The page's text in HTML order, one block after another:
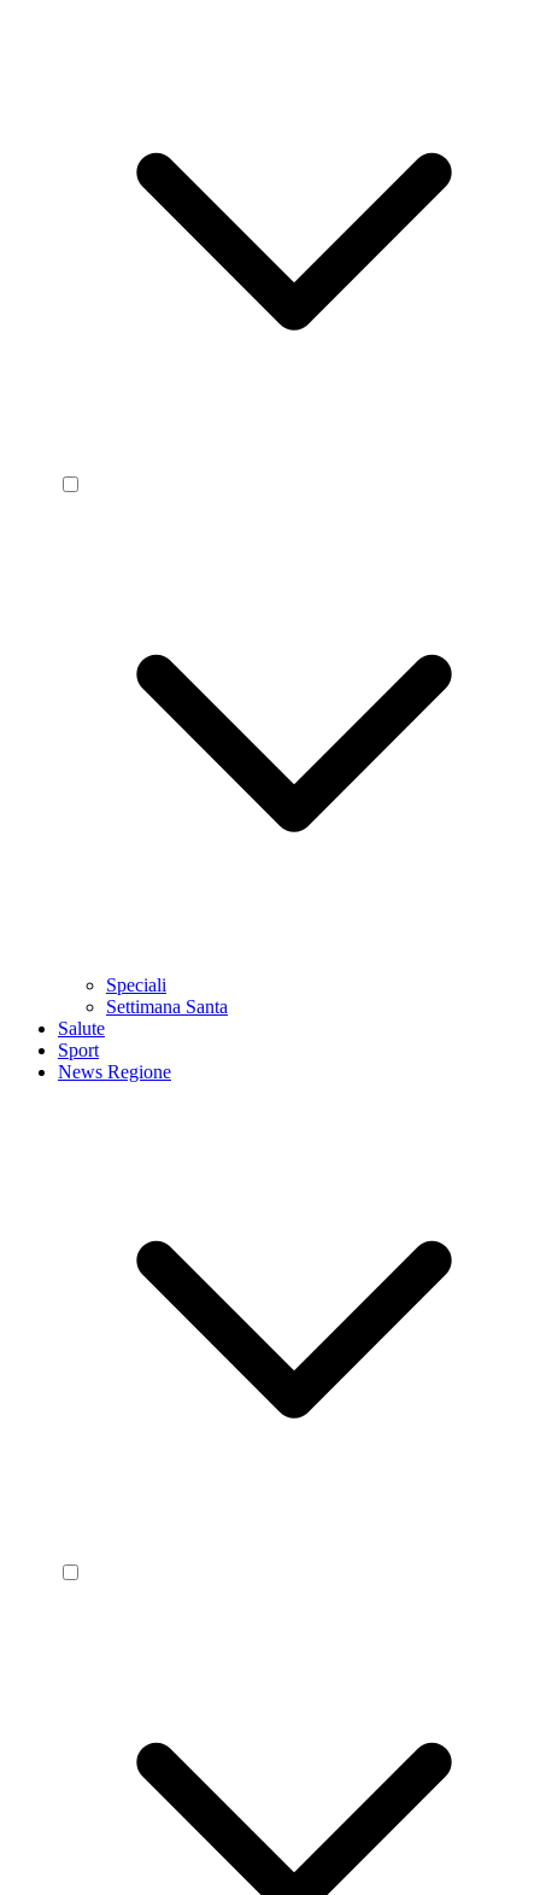
Speciali
Settimana Santa
Salute
Sport
News Regione